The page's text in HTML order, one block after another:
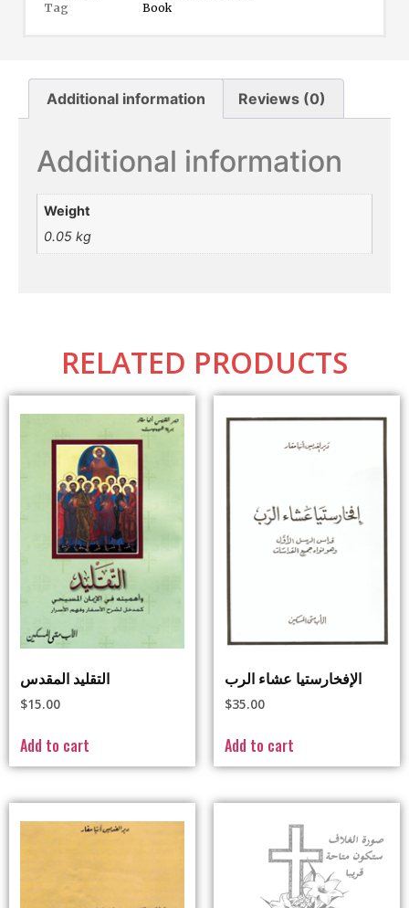
Tag
Book
Additional information Reviews (0)
Additional information
Weight
0.05 kg
RELATED PRODUCTS
التقليد المقدس
$15.00
Add to cart
الإفخارستيا عشاء الرب
$35.00
Add to cart